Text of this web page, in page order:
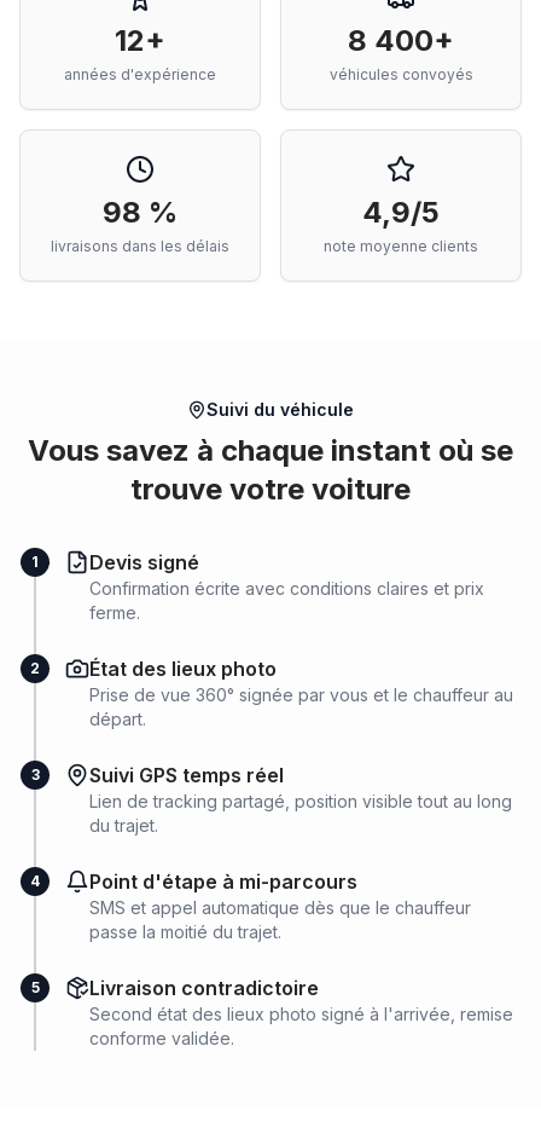
12+
années d'expérience
8 400+
véhicules convoyés
98 %
livraisons dans les délais
4,9/5
note moyenne clients
Suivi du véhicule
Vous savez à chaque instant où se
trouve votre voiture
1 Devis signé
Confirmation écrite avec conditions claires et prix
ferme.
2 État des lieux photo
Prise de vue 360° signée par vous et le chauffeur au
départ.
3 Suivi GPS temps réel
Lien de tracking partagé, position visible tout au long
du trajet.
4 Point d'étape à mi-parcours
SMS et appel automatique dès que le chauffeur
passe la moitié du trajet.
5 Livraison contradictoire
Second état des lieux photo signé à l'arrivée, remise
conforme validée.